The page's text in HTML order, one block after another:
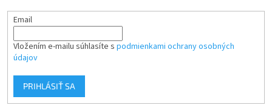
Email
Vložením e-mailu súhlasíte s podmienkami ochrany osobných
údajov
PRIHLÁSIŤ SA